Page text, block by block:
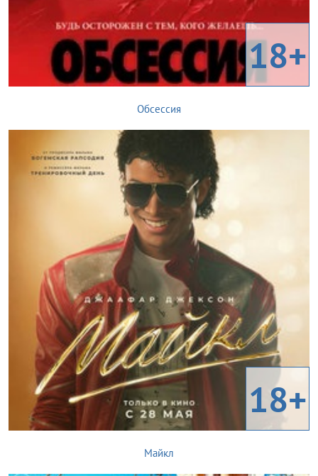
18+
Обсессия
18+
Майкл